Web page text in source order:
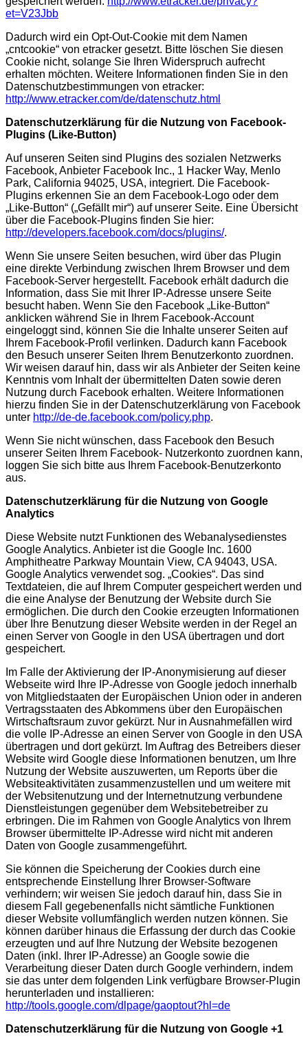
et=V23Jbb
Dadurch wird ein Opt-Out-Cookie mit dem Namen
„cntcookie“ von etracker gesetzt. Bitte löschen Sie diesen
Cookie nicht, solange Sie Ihren Widerspruch aufrecht
erhalten möchten. Weitere Informationen finden Sie in den
Datenschutzbestimmungen von etracker:
http://www.etracker.com/de/datenschutz.html
Datenschutzerklärung für die Nutzung von Facebook-
Plugins (Like-Button)
Auf unseren Seiten sind Plugins des sozialen Netzwerks
Facebook, Anbieter Facebook Inc., 1 Hacker Way, Menlo
Park, California 94025, USA, integriert. Die Facebook-
Plugins erkennen Sie an dem Facebook-Logo oder dem
„Like-Button“ („Gefällt mir“) auf unserer Seite. Eine Übersicht
über die Facebook-Plugins finden Sie hier:
http://developers.facebook.com/docs/plugins/.
Wenn Sie unsere Seiten besuchen, wird über das Plugin
eine direkte Verbindung zwischen Ihrem Browser und dem
Facebook-Server hergestellt. Facebook erhält dadurch die
Information, dass Sie mit Ihrer IP-Adresse unsere Seite
besucht haben. Wenn Sie den Facebook „Like-Button“
anklicken während Sie in Ihrem Facebook-Account
eingeloggt sind, können Sie die Inhalte unserer Seiten auf
Ihrem Facebook-Profil verlinken. Dadurch kann Facebook
den Besuch unserer Seiten Ihrem Benutzerkonto zuordnen.
Wir weisen darauf hin, dass wir als Anbieter der Seiten keine
Kenntnis vom Inhalt der übermittelten Daten sowie deren
Nutzung durch Facebook erhalten. Weitere Informationen
hierzu finden Sie in der Datenschutzerklärung von Facebook
unter http://de-de.facebook.com/policy.php.
Wenn Sie nicht wünschen, dass Facebook den Besuch
unserer Seiten Ihrem Facebook- Nutzerkonto zuordnen kann,
loggen Sie sich bitte aus Ihrem Facebook-Benutzerkonto
aus.
Datenschutzerklärung für die Nutzung von Google
Analytics
Diese Website nutzt Funktionen des Webanalysedienstes
Google Analytics. Anbieter ist die Google Inc. 1600
Amphitheatre Parkway Mountain View, CA 94043, USA.
Google Analytics verwendet sog. „Cookies“. Das sind
Textdateien, die auf Ihrem Computer gespeichert werden und
die eine Analyse der Benutzung der Website durch Sie
ermöglichen. Die durch den Cookie erzeugten Informationen
über Ihre Benutzung dieser Website werden in der Regel an
einen Server von Google in den USA übertragen und dort
gespeichert.
Im Falle der Aktivierung der IP-Anonymisierung auf dieser
Webseite wird Ihre IP-Adresse von Google jedoch innerhalb
von Mitgliedstaaten der Europäischen Union oder in anderen
Vertragsstaaten des Abkommens über den Europäischen
Wirtschaftsraum zuvor gekürzt. Nur in Ausnahmefällen wird
die volle IP-Adresse an einen Server von Google in den USA
übertragen und dort gekürzt. Im Auftrag des Betreibers dieser
Website wird Google diese Informationen benutzen, um Ihre
Nutzung der Website auszuwerten, um Reports über die
Websiteaktivitäten zusammenzustellen und um weitere mit
der Websitenutzung und der Internetnutzung verbundene
Dienstleistungen gegenüber dem Websitebetreiber zu
erbringen. Die im Rahmen von Google Analytics von Ihrem
Browser übermittelte IP-Adresse wird nicht mit anderen
Daten von Google zusammengeführt.
Sie können die Speicherung der Cookies durch eine
entsprechende Einstellung Ihrer Browser-Software
verhindern; wir weisen Sie jedoch darauf hin, dass Sie in
diesem Fall gegebenenfalls nicht sämtliche Funktionen
dieser Website vollumfänglich werden nutzen können. Sie
können darüber hinaus die Erfassung der durch das Cookie
erzeugten und auf Ihre Nutzung der Website bezogenen
Daten (inkl. Ihrer IP-Adresse) an Google sowie die
Verarbeitung dieser Daten durch Google verhindern, indem
sie das unter dem folgenden Link verfügbare Browser-Plugin
herunterladen und installieren:
http://tools.google.com/dlpage/gaoptout?hl=de
Datenschutzerklärung für die Nutzung von Google +1